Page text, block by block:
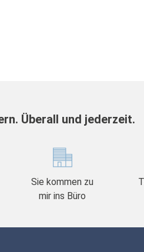
Überall und jederzeit.
Sie kommen zu
mir ins Büro